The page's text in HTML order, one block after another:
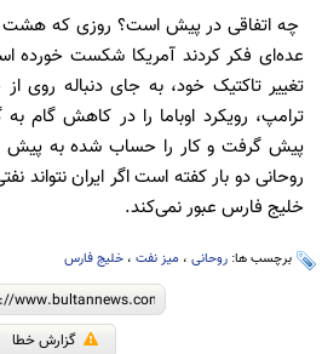
چه اتفاقی در پیش است؟ روزی که هشت
عده‌ای فکر کردند آمریکا شکست خورده
تغییر تاکتیک خود، به جای دنباله روی
ترامپ، رویکرد اوباما را در کاهش گام
پیش گرفت و کار را حساب شده به پیش
روحانی دو بار کفته است اگر ایران نتواند
خلیج فارس عبور نمی‌کند.
برچسب ها: روحانی ، میز نفت ، خلیج فارس
گزارش خطا